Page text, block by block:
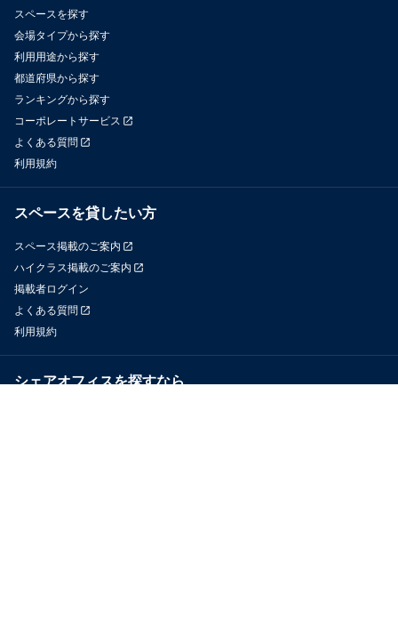
スペースを探す
会場タイプから探す
利用用途から探す
都道府県から探す
ランキングから探す
コーポレートサービス
よくある質問
利用規約
スペースを貸したい方
スペース掲載のご案内
ハイクラス掲載のご案内
掲載者ログイン
よくある質問
利用規約
シェアオフィスを探すなら